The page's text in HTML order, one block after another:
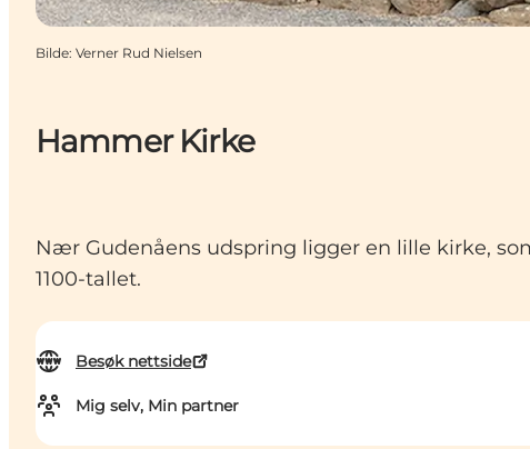
Hammer Kirke
Nær Gudenåens udspring ligger en lille kirke,
1100-tallet.
Besøk nettside
Mig selv, Min partner
Bilde: Verner Rud Nielsen